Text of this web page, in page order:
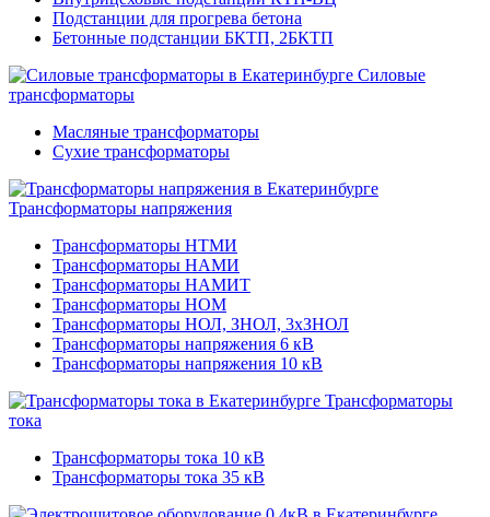
Подстанции для прогрева бетона
Бетонные подстанции БКТП, 2БКТП
Силовые
трансформаторы
Масляные трансформаторы
Сухие трансформаторы
Трансформаторы напряжения
Трансформаторы НТМИ
Трансформаторы НАМИ
Трансформаторы НАМИТ
Трансформаторы НОМ
Трансформаторы НОЛ, ЗНОЛ, 3хЗНОЛ
Трансформаторы напряжения 6 кВ
Трансформаторы напряжения 10 кВ
Трансформаторы
тока
Трансформаторы тока 10 кВ
Трансформаторы тока 35 кВ